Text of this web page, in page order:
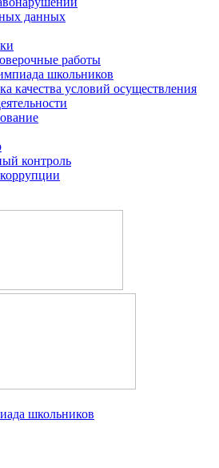
данных
работы
школьников
качества условий осуществления
контроль